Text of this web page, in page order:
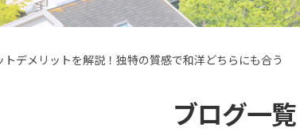
デメリットを解説！独特の質感で和洋どちらにも合う
ブログ一覧